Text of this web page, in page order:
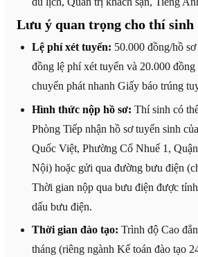
Lưu ý quan trọng cho thí sinh
Lệ phí xét tuyển: 50.000 đồng/hồ
đồng lệ phí xét tuyển và 20.000
chuyển phát nhanh Giấy báo trúng
Hình thức nộp hồ sơ: Thí sinh có
Phòng Tiếp nhận hồ sơ tuyển sinh
Quốc Việt, Phường Cổ Nhuế 1,
Nội) hoặc gửi qua đường bưu điện
Thời gian nộp qua bưu điện được
dấu bưu điện.
Thời gian đào tạo: Trình độ Cao
tháng (riêng ngành Kế toán đào tạo